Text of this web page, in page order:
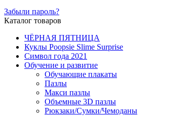
Забыли пароль?
Каталог товаров
ЧЁРНАЯ ПЯТНИЦА
Куклы Poopsie Slime Surprise
Символ года 2021
Обучение и развитие
Обучающие плакаты
Пазлы
Макси пазлы
Объемные 3D пазлы
Рюкзаки/Сумки/Чемоданы